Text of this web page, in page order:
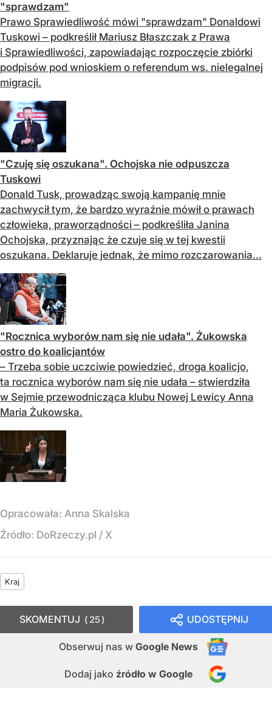
"sprawdzam"
Prawo Sprawiedliwość mówi "sprawdzam" Donaldowi
Tuskowi – podkreślił Mariusz Błaszczak z Prawa
i Sprawiedliwości, zapowiadając rozpoczęcie zbiórki
podpisów pod wnioskiem o referendum ws. nielegalnej
migracji.
"Czuję się oszukana". Ochojska nie odpuszcza
Tuskowi
Donald Tusk, prowadząc swoją kampanię mnie
zachwycił tym, że bardzo wyraźnie mówił o prawach
człowieka, praworządności – podkreśliła Janina
Ochojska, przyznając że czuje się w tej kwestii
oszukana. Deklaruje jednak, że mimo rozczarowania...
"Rocznica wyborów nam się nie udała". Żukowska
ostro do koalicjantów
– Trzeba sobie uczciwie powiedzieć, droga koalicjo,
ta rocznica wyborów nam się nie udała – stwierdziła
w Sejmie przewodnicząca klubu Nowej Lewicy Anna
Maria Żukowska.
Opracowała: Anna Skalska
Źródło: DoRzeczy.pl / X
Kraj
UDOSTĘPNIJ
Obserwuj nas w Google News
Dodaj jako źródło w Google
SKOMENTUJ 25